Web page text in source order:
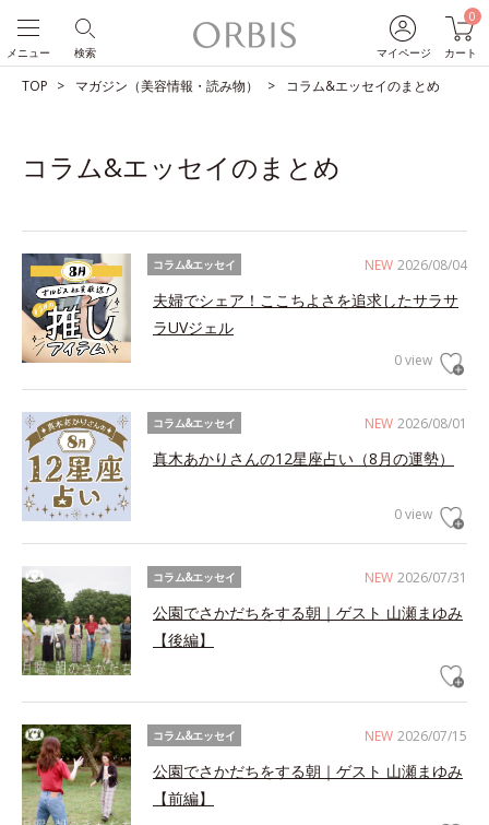
マイページ
0
カート
検索
メニュー
TOP マガジン（美容情報・読み物） コラム&エッセイのまとめ
コラム&エッセイのまとめ
NEW 2026/08/04
コラム&エッセイ
夫婦でシェア！ここちよさを追求したサラサ
ラUVジェル
0 view
NEW 2026/08/01
コラム&エッセイ
真木あかりさんの12星座占い（8月の運勢）
0 view
NEW 2026/07/31
コラム&エッセイ
公園でさかだちをする朝｜ゲスト 山瀬まゆみ
【後編】
NEW 2026/07/15
コラム&エッセイ
公園でさかだちをする朝｜ゲスト 山瀬まゆみ
【前編】